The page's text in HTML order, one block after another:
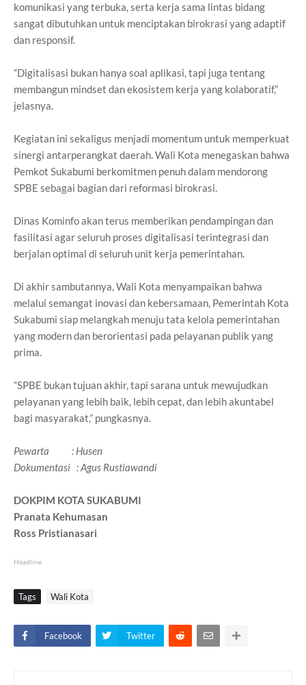
komunikasi yang terbuka, serta kerja sama lintas bidang
sangat dibutuhkan untuk menciptakan birokrasi yang adaptif
dan responsif.
“Digitalisasi bukan hanya soal aplikasi, tapi juga tentang
membangun mindset dan ekosistem kerja yang kolaboratif,”
jelasnya.
Kegiatan ini sekaligus menjadi momentum untuk memperkuat
sinergi antarperangkat daerah. Wali Kota menegaskan bahwa
Pemkot Sukabumi berkomitmen penuh dalam mendorong
SPBE sebagai bagian dari reformasi birokrasi.
Dinas Kominfo akan terus memberikan pendampingan dan
fasilitasi agar seluruh proses digitalisasi terintegrasi dan
berjalan optimal di seluruh unit kerja pemerintahan.
Di akhir sambutannya, Wali Kota menyampaikan bahwa
melalui semangat inovasi dan kebersamaan, Pemerintah Kota
Sukabumi siap melangkah menuju tata kelola pemerintahan
yang modern dan berorientasi pada pelayanan publik yang
prima.
“SPBE bukan tujuan akhir, tapi sarana untuk mewujudkan
pelayanan yang lebih baik, lebih cepat, dan lebih akuntabel
bagi masyarakat,” pungkasnya.
Pewarta : Husen
Dokumentasi : Agus Rustiawandi
DOKPIM KOTA SUKABUMI
Pranata Kehumasan
Ross Pristianasari
Headline
Tags Wali Kota
Facebook Twitter